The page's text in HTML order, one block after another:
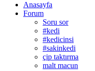
Anasayfa
Forum
Soru sor
#kedi
#kedicinsi
#sakinkedi
çip taktırma
malt macun